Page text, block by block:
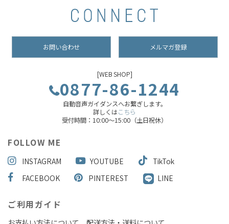
お問い合わせ メルマガ登録
[WEB SHOP]
0877-86-1244
自動音声ガイダンスへお繋ぎします。
詳しくはこちら
受付時間：10:00～15:00（土日祝休）
FOLLOW ME
INSTAGRAM YOUTUBE
TikTok
FACEBOOK
PINTEREST LINE
ご利用ガイド